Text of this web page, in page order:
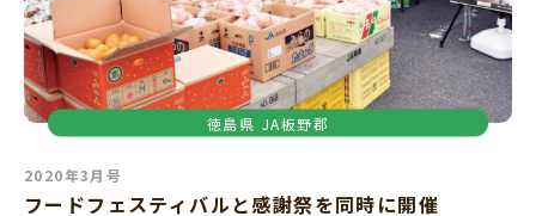
徳島県 JA板野郡
2020年3月号
フードフェスティバルと感謝祭を同時に開催